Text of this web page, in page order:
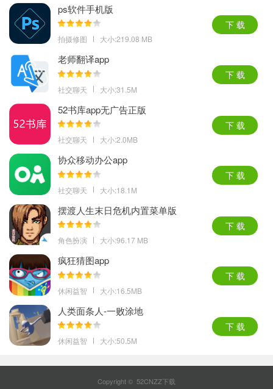
ps软件手机版
拍摄修图 大小:219.08 MB
下 载
老师翻译app
社交聊天 大小:31.5M
下 载
52书库app无广告正版
社交聊天 大小:2.0MB
下 载
协众移动办公app
社交聊天 大小:18.1M
下 载
摆渡人生末日危机内置菜单版
角色扮演 大小:96.17 MB
下 载
疯狂猜图app
休闲益智 大小:16.5MB
下 载
人类面条人-一败涂地
休闲益智 大小:50.5M
下 载
Copyright © 52CNZZ下载